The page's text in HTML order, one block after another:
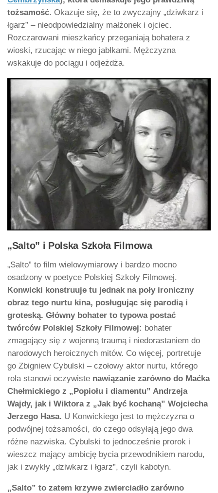
tożsamość. Okazuje się, że to zwyczajny „dziwkarz i
łgarz” – nieodpowiedzialny małżonek i ojciec.
Rozczarowani mieszkańcy przeganiają bohatera z
wioski, rzucając w niego jabłkami. Mężczyzna
wskakuje do pociągu i odjeżdża.
„Salto” i Polska Szkoła Filmowa
„Salto” to film wielowymiarowy i bardzo mocno
osadzony w poetyce Polskiej Szkoły Filmowej.
Konwicki konstruuje tu jednak na poły ironiczny
obraz tego nurtu kina, posługując się parodią i
groteską. Główny bohater to typowa postać
twórców Polskiej Szkoły Filmowej: bohater
zmagający się z wojenną traumą i niedorastaniem do
narodowych heroicznych mitów. Co więcej, portretuje
go Zbigniew Cybulski – czołowy aktor nurtu, którego
rola stanowi oczywiste nawiązanie zarówno do Maćka
Chełmickiego z „Popiołu i diamentu” Andrzeja
Wajdy, jak i Wiktora z „Jak być kochaną” Wojciecha
Jerzego Hasa. U Konwickiego jest to mężczyzna o
podwójnej tożsamości, do czego odsyłają jego dwa
różne nazwiska. Cybulski to jednocześnie prorok i
wieszcz mający ambicję bycia przewodnikiem narodu,
jak i zwykły „dziwkarz i łgarz”, czyli kabotyn.
„Salto” to zatem krzywe zwierciadło zarówno